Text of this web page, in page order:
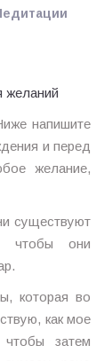
напишите
и перед
желание,
существуют
чтобы они
которая во
как мое
чтобы затем